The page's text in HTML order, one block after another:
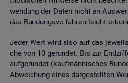
wen­dung der Daten nicht an
das Run­dungs­ver­fah­ren leicht
Jeder Wert wird also auf das
che von 10 ge­run­det. Bis zur
auf­ge­run­det (kauf­män­ni­sches
Ab­wei­chung eines dar­ge­stell­ten